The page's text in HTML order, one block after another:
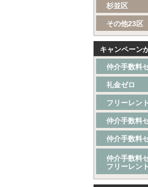
杉並区
その他23区
キャンペーン
仲介手数料
礼金ゼロ
フリーレン
仲介手数料
仲介手数料
仲介手数料
フリーレン